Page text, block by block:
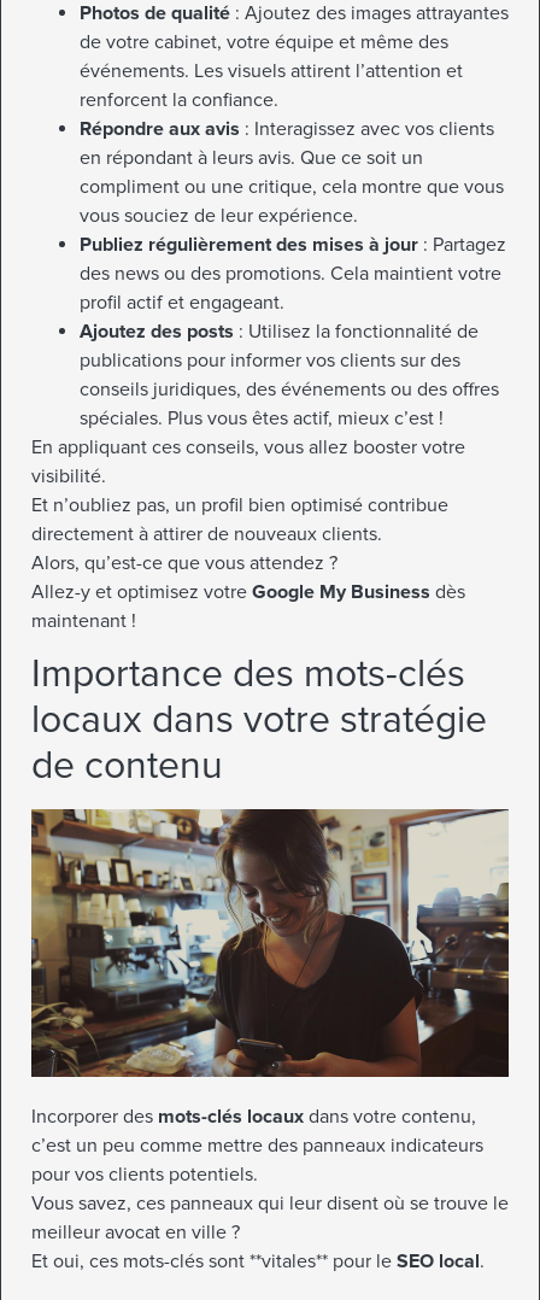
Photos de qualité : Ajoutez des images attrayantes
de votre cabinet, votre équipe et même des
événements. Les visuels attirent l’attention et
renforcent la confiance.
Répondre aux avis : Interagissez avec vos clients
en répondant à leurs avis. Que ce soit un
compliment ou une critique, cela montre que vous
vous souciez de leur expérience.
Publiez régulièrement des mises à jour : Partagez
des news ou des promotions. Cela maintient votre
profil actif et engageant.
Ajoutez des posts : Utilisez la fonctionnalité de
publications pour informer vos clients sur des
conseils juridiques, des événements ou des offres
spéciales. Plus vous êtes actif, mieux c’est !
En appliquant ces conseils, vous allez booster votre
visibilité.
Et n’oubliez pas, un profil bien optimisé contribue
directement à attirer de nouveaux clients.
Alors, qu’est-ce que vous attendez ?
Allez-y et optimisez votre Google My Business dès
maintenant !
Importance des mots-clés
locaux dans votre stratégie
de contenu
Incorporer des mots-clés locaux dans votre contenu,
c’est un peu comme mettre des panneaux indicateurs
pour vos clients potentiels.
Vous savez, ces panneaux qui leur disent où se trouve le
meilleur avocat en ville ?
Et oui, ces mots-clés sont **vitales** pour le SEO local.